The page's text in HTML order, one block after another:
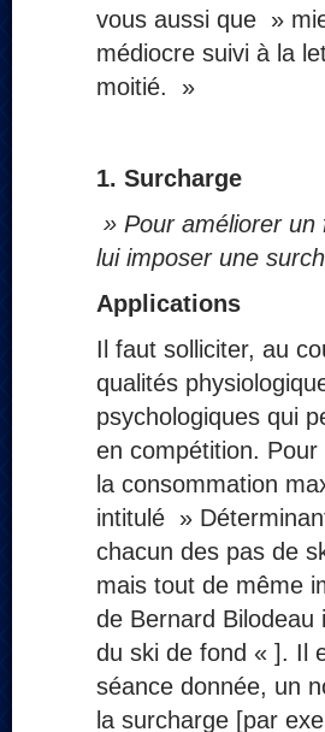
vous aussi que »
médiocre suivi à la
moitié. »
1. Surcharge
» Pour améliorer
lui imposer une
Applications
Il faut solliciter, au
qualités
psychologiques qui
en compétition.
la consommation
intitulé »
chacun des pas de
mais tout de même
de Bernard
du ski de fond « ]. Il
séance donnée, un
la surcharge [par